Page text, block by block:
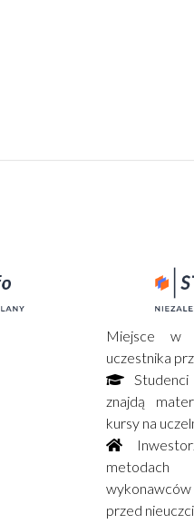
Miejsce w
uczestnika
Studenci
znajdą
kursy na
przed